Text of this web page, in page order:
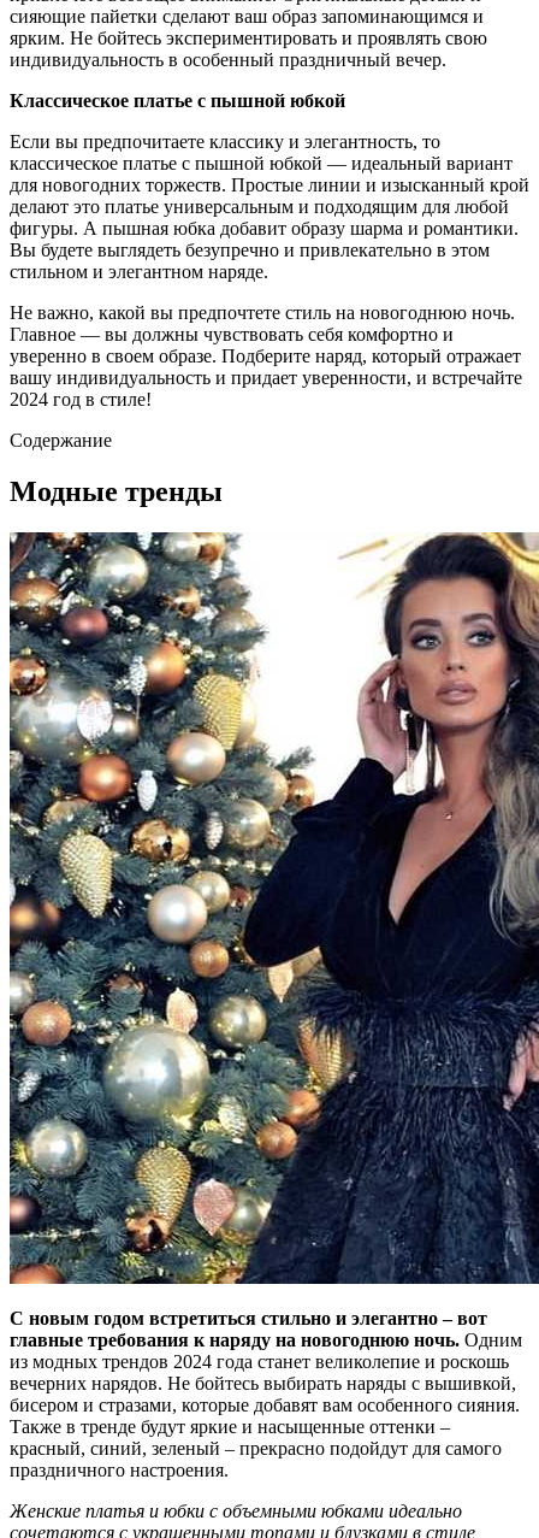
сияющие пайетки сделают ваш образ запоминающимся и
ярким. Не бойтесь экспериментировать и проявлять свою
индивидуальность в особенный праздничный вечер.
Классическое платье с пышной юбкой
Если вы предпочитаете классику и элегантность, то
классическое платье с пышной юбкой — идеальный вариант
для новогодних торжеств. Простые линии и изысканный крой
делают это платье универсальным и подходящим для любой
фигуры. А пышная юбка добавит образу шарма и романтики.
Вы будете выглядеть безупречно и привлекательно в этом
стильном и элегантном наряде.
Не важно, какой вы предпочтете стиль на новогоднюю ночь.
Главное — вы должны чувствовать себя комфортно и
уверенно в своем образе. Подберите наряд, который отражает
вашу индивидуальность и придает уверенности, и встречайте
2024 год в стиле!
Содержание
Модные тренды
С новым годом встретиться стильно и элегантно – вот
главные требования к наряду на новогоднюю ночь. Одним
из модных трендов 2024 года станет великолепие и роскошь
вечерних нарядов. Не бойтесь выбирать наряды с вышивкой,
бисером и стразами, которые добавят вам особенного сияния.
Также в тренде будут яркие и насыщенные оттенки –
красный, синий, зеленый – прекрасно подойдут для самого
праздничного настроения.
Женские платья и юбки с объемными юбками идеально
сочетаются с украшенными топами и блузками в стиле